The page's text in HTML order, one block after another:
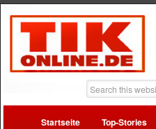
Startseite Top-Stories